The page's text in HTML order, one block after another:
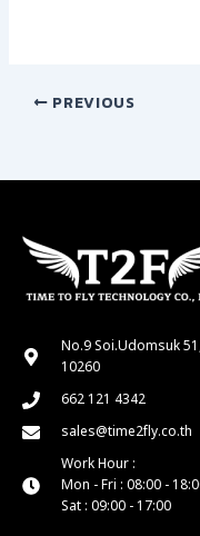
PREVIOUS
No.9 Soi.Udomsuk
10260
662 121 4342
sales@time2fly.co.th
Work Hour :
Mon - Fri : 08:00 -
Sat : 09:00 - 17:00